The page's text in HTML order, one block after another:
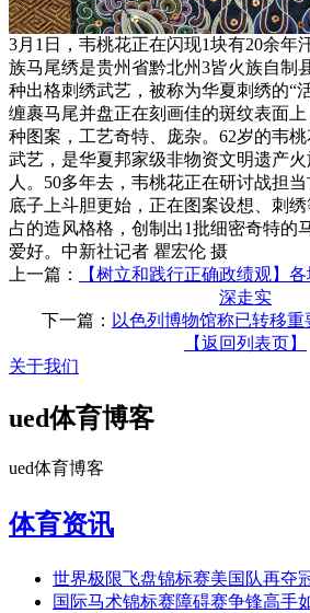
3月1日，韦桃花正在闪现1块有20余年
族马尾绣是贵州省黔北州3皆火族自制
种出格刺绣武艺，被称为华夏刺绣的“
缠裹马尾并盘正在刻画佳的斑纹表面
种图案，工艺奇特、庞杂。62岁的韦
武艺，是华夏邦家级非物资文明遗产
人。50多年去，韦桃花正在研讨战担
底子上斗胆更始，正在图案设想、刺
占的造风格格，创制出1批细密奇特的
爱好。中新社记者 瞿宏伦 摄
上一篇：
【树立和践行正确政绩观】
深走实
下一篇： 以色列博物馆称已转移
【返回列表页】
关于我们
ued体育博客
ued体育博客
体育资讯
世界极限飞盘锦标赛美国队再夺
国际马术锦标赛障碍赛争锋高手